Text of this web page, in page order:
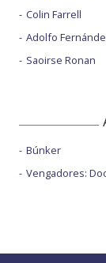
Colin Farrell
Adolfo
Saoirse Ronan
Búnker
Vengadores: